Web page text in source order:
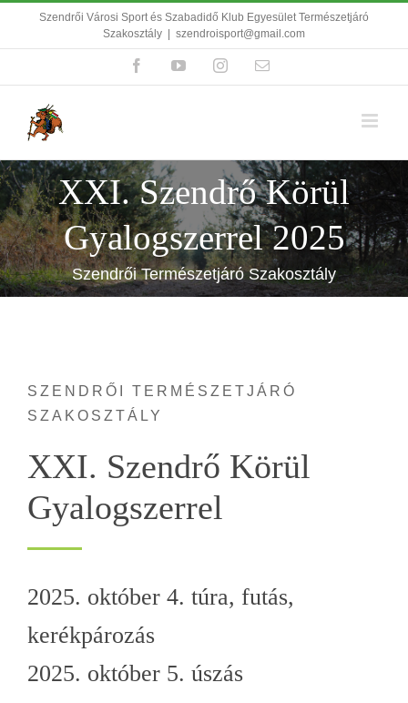
KihagyásSzendrői Városi Sport és Szabadidő Klub Egyesület Természetjáró
Szakosztály
szendroisport@gmail.com
FacebookYouTubeInstagramEmail:
XXI. Szendrő Körül
Gyalogszerrel 2025
Szendrői Természetjáró Szakosztály
SZENDRŐI TERMÉSZETJÁRÓ
SZAKOSZTÁLY
XXI. Szendrő Körül
Gyalogszerrel
2025. október 4. túra, futás,
kerékpározás
2025. október 5. úszás